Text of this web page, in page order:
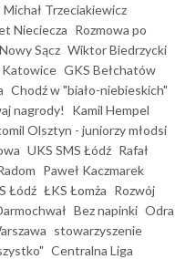
Michał Trzeciakiewicz
Nieciecza Rozmowa po
Sącz Wiktor Biedrzycki
Katowice GKS Bełchatów
Chodź w "biało-niebieskich"
nagrody!
Kamil Hempel
Olsztyn - juniorzy młodsi
UKS SMS Łódź Rafał
Paweł Kaczmarek
Łódź ŁKS Łomża Rozwój
Bez napinki Odra
stowarzyszenie
Centralna Liga